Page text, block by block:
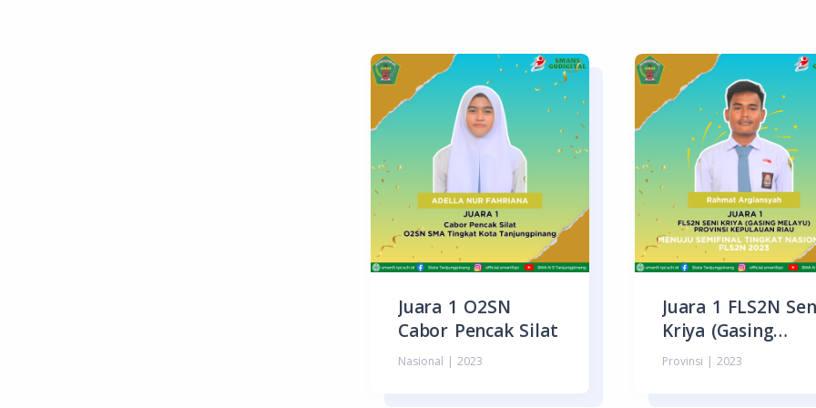
Juara 1 O2SN
Cabor Pencak Silat
Nasional | 2023
Juara 1 FLS2N
Kriya (Gasing
Melayu)
Provinsi | 2023